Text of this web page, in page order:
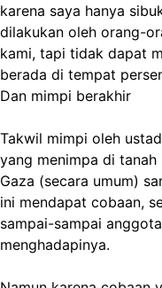
karena saya hanya
dilakukan oleh orang-
kami, tapi tidak dapat
berada di tempat
Dan mimpi berakhir
Takwil mimpi oleh
yang menimpa di tanah
Gaza (secara umum)
ini mendapat cobaan,
sampai-sampai
menghadapinya.